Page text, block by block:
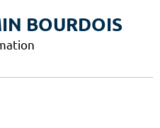
BOURDOIS